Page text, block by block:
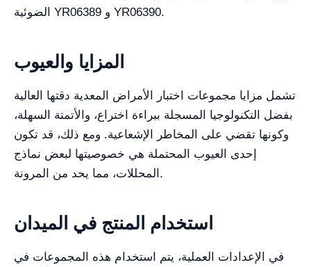
الضوئية YR06389 و YR06390.
المزايا والعيوب
تشمل مزايا مجموعات اختبار الأمراض المعدية دقتها العالية
بفضل التكنولوجيا المسجلة ببراءة اختراع، والأتمتة السهلة،
وكونها تقضي على المخاطر الإشعاعية. ومع ذلك، قد تكون
إحدى العيوب المحتملة هي خصوصيتها لبعض نماذج
المحللات، مما يحد من المرونة.
استخدام المنتج في الميدان
في الإعدادات العملية، يتم استخدام هذه المجموعات في